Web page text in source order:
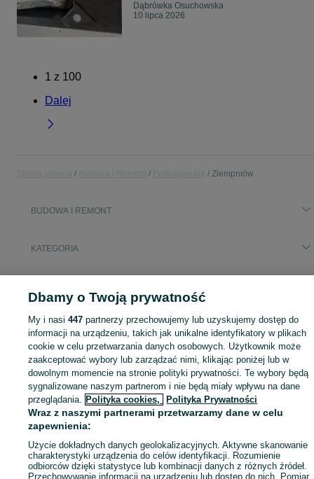
Dąbrówka Osuchowska
10 lipca 2026
1 z 100
Dalej
Ziempniów
BUDOWA I REMONT
KATEGORIA
Mapa kategorii
Mapa miejscowości
Mapa ministron
Popularne wyszukiwania
Dbamy o Twoją prywatność
My i nasi447 partnerzy przechowujemy lub uzyskujemy dostęp do
informacji na urządzeniu, takich jak unikalne identyfikatory w plikach
cookie w celu przetwarzania danych osobowych. Użytkownik może
zaakceptować wybory lub zarządzać nimi, klikając poniżej lub w
dowolnym momencie na stronie polityki prywatności. Te wybory będą
sygnalizowane naszym partnerom i nie będą miały wpływu na dane
przeglądania. Polityka cookies, Polityka Prywatności
Wraz z naszymi partnerami przetwarzamy dane w celu
zapewnienia:
Użycie dokładnych danych geolokalizacyjnych. Aktywne skanowanie
charakterystyki urządzenia do celów identyfikacji. Rozumienie
odbiorców dzięki statystyce lub kombinacji danych z różnych źródeł.
Przechowywanie informacji na urządzeniu lub dostęp do nich. Pomiar